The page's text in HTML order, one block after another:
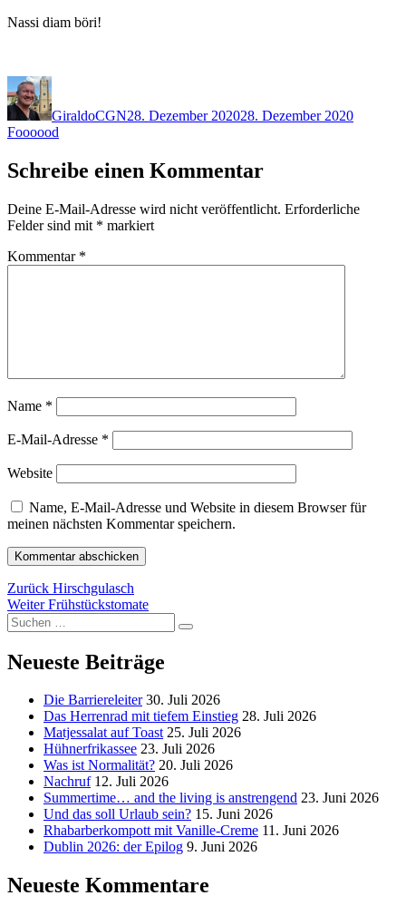
Nassi diam böri!
Autor
GiraldoCGN28. Dezember 202028. Dezember 2020
Foooood
Schreibe einen Kommentar
Deine E-Mail-Adresse wird nicht veröffentlicht. Erforderliche
Felder sind mit * markiert
Kommentar *
Name *
E-Mail-Adresse *
Website
Name, E-Mail-Adresse und Website in diesem Browser für
meinen nächsten Kommentar speichern.
Beitragsnavigation
Zurück Vorheriger
Beitrag:
Hirschgulasch
Weiter Nächster
Beitrag:
Frühstückstomate
Suchen
nach:
Suchen
Neueste Beiträge
Die Barriereleiter 30. Juli 2026
Das Herrenrad mit tiefem Einstieg 28. Juli 2026
Matjessalat auf Toast 25. Juli 2026
Hühnerfrikassee 23. Juli 2026
Was ist Normalität? 20. Juli 2026
Nachruf 12. Juli 2026
Summertime… and the living is anstrengend 23. Juni 2026
Und das soll Urlaub sein? 15. Juni 2026
Rhabarberkompott mit Vanille-Creme 11. Juni 2026
Dublin 2026: der Epilog 9. Juni 2026
Neueste Kommentare